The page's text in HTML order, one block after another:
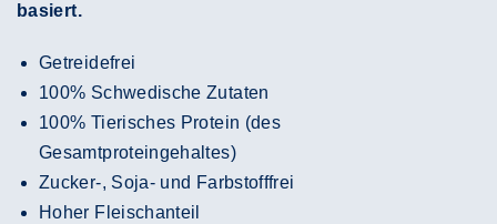
basiert.
Getreidefrei
100% Schwedische Zutaten
100% Tierisches Protein (des
Gesamtproteingehaltes)
Zucker-, Soja- und Farbstofffrei
Hoher Fleischanteil